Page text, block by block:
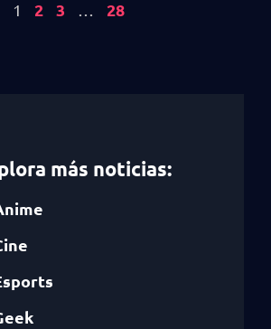
1 2 3 28
más noticias: